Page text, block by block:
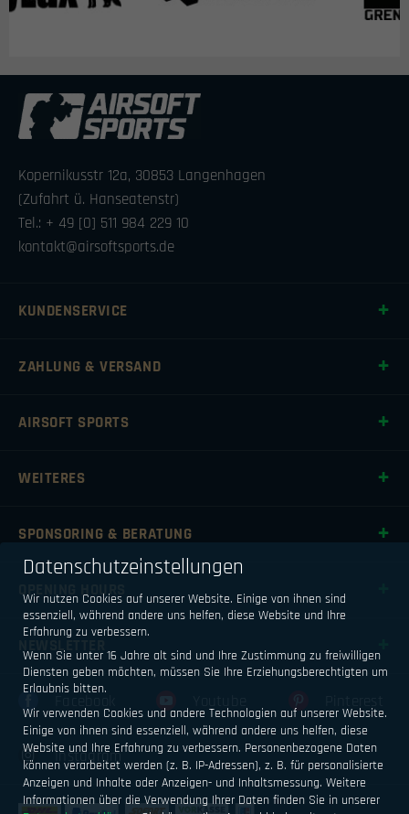
Kopernikusstr 12a, 30853 Langenhagen
(Zufahrt ü. Hanseatenstr)
Tel.: + 49 [0] 511 984 229 10
kontakt@airsoftsports.de
KUNDENSERVICE
ZAHLUNG & VERSAND
AIRSOFT SPORTS
WEITERES
SPONSORING & BERATUNG
OPENING HOURS
NEWSLETTER
Instagram
Datenschutzeinstellungen
Wir nutzen Cookies auf unserer Website. Einige von ihnen sind
essenziell, während andere uns helfen, diese Website und Ihre
Erfahrung zu verbessern.
Wenn Sie unter 16 Jahre alt sind und Ihre Zustimmung zu freiwilligen
Diensten geben möchten, müssen Sie Ihre Erziehungsberechtigten um
Erlaubnis bitten.
Wir verwenden Cookies und andere Technologien auf unserer Website.
Einige von ihnen sind essenziell, während andere uns helfen, diese
Website und Ihre Erfahrung zu verbessern. Personenbezogene Daten
können verarbeitet werden (z. B. IP-Adressen), z. B. für personalisierte
Anzeigen und Inhalte oder Anzeigen- und Inhaltsmessung. Weitere
Informationen über die Verwendung Ihrer Daten finden Sie in unserer